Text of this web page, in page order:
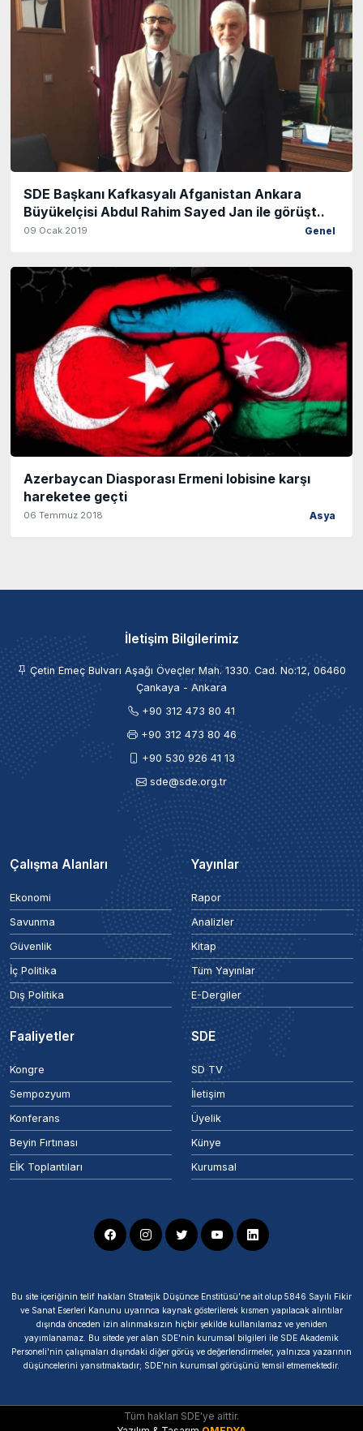
SDE Başkanı Kafkasyalı Afganistan Ankara
Büyükelçisi Abdul Rahim Sayed Jan ile görüşt..
09 Ocak 2019 Genel
Azerbaycan Diasporası Ermeni lobisine karşı
hareketee geçti
06 Temmuz 2018 Asya
İletişim Bilgilerimiz
Çetin Emeç Bulvarı Aşağı Öveçler Mah. 1330. Cad. No:12, 06460
Çankaya - Ankara
+90 312 473 80 41
+90 312 473 80 46
+90 530 926 41 13
sde@sde.org.tr
Çalışma Alanları
Ekonomi
Savunma
Güvenlik
İç Politika
Dış Politika
Yayınlar
Rapor
Analizler
Kitap
Tüm Yayınlar
E-Dergiler
Faaliyetler
Kongre
Sempozyum
Konferans
Beyin Fırtınası
EİK Toplantıları
SDE
SD TV
İletişim
Üyelik
Künye
Kurumsal
Bu site içeriğinin telif hakları Stratejik Düşünce Enstitüsü’ne ait olup 5846 Sayılı Fikir
ve Sanat Eserleri Kanunu uyarınca kaynak gösterilerek kısmen yapılacak alıntılar
dışında önceden izin alınmaksızın hiçbir şekilde kullanılamaz ve yeniden
yayımlanamaz. Bu sitede yer alan SDE'nin kurumsal bilgileri ile SDE Akademik
Personeli'nin çalışmaları dışındaki diğer görüş ve değerlendirmeler, yalnızca yazarının
düşüncelerini yansıtmaktadır; SDE'nin kurumsal görüşünü temsil etmemektedir.
Tüm hakları SDE'ye aittir.